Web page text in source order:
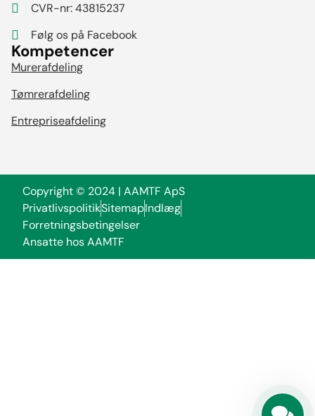
CVR-nr: 43815237
Følg os på Facebook
Kompetencer
Murerafdeling
Tømrerafdeling
Entrepriseafdeling
Copyright © 2024 | AAMTF ApS
PrivatlivspolitikSitemapIndlæg
Forretningsbetingelser
Ansatte hos AAMTF